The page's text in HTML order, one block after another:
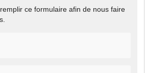
ce formulaire afin de nous faire